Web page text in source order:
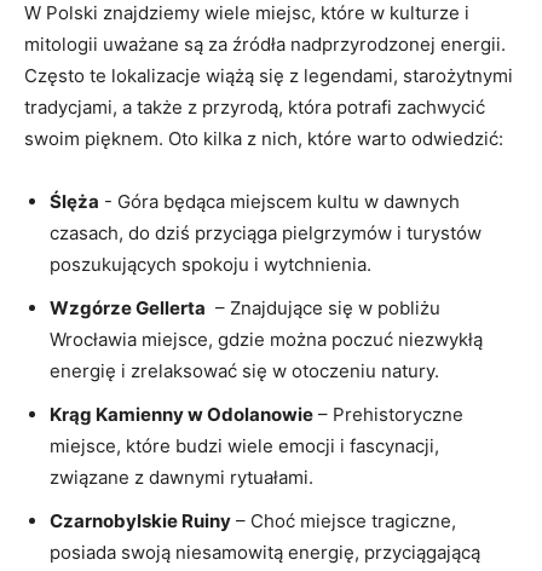
W Polski znajdziemy wiele miejsc, które w kulturze i
mitologii uważane są za źródła‍ nadprzyrodzonej energii.
⁢Często te lokalizacje wiążą się z legendami, starożytnymi
tradycjami, a także z przyrodą, która potrafi⁢ zachwycić
swoim pięknem. Oto kilka z ‍nich, które warto odwiedzić:
Ślęża -‍ Góra będąca miejscem kultu w ‌dawnych
czasach, do dziś przyciąga pielgrzymów i turystów
poszukujących‌ spokoju i‌ wytchnienia.
Wzgórze Gellerta ‍ – Znajdujące się w pobliżu
Wrocławia miejsce, gdzie można poczuć niezwykłą
energię i zrelaksować się ‌w otoczeniu natury.
Krąg Kamienny w Odolanowie – Prehistoryczne​
miejsce,‍ które budzi wiele emocji i fascynacji,
związane z dawnymi rytuałami.
Czarnobylskie Ruiny – Choć ‌miejsce⁢ tragiczne,
posiada swoją niesamowitą energię, przyciągającą